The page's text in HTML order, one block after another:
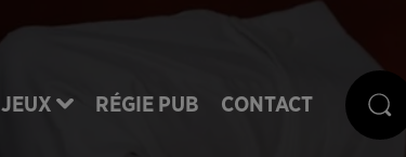
JEUX RÉGIE PUB CONTACT